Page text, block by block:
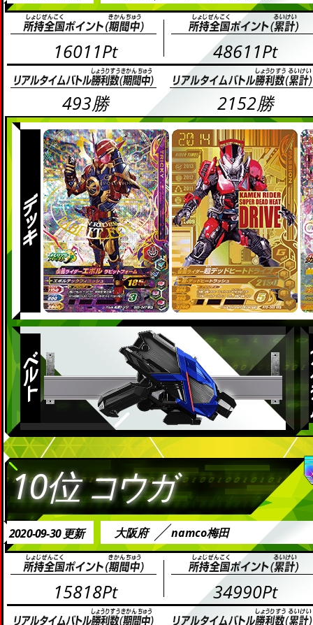
16011Pt 48611Pt
493勝 2152勝
10位コウガ
2020-09-30 更新 大阪府 namco梅田
15818Pt 34990Pt